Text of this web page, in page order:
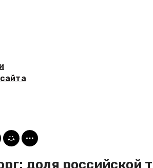
доля российской